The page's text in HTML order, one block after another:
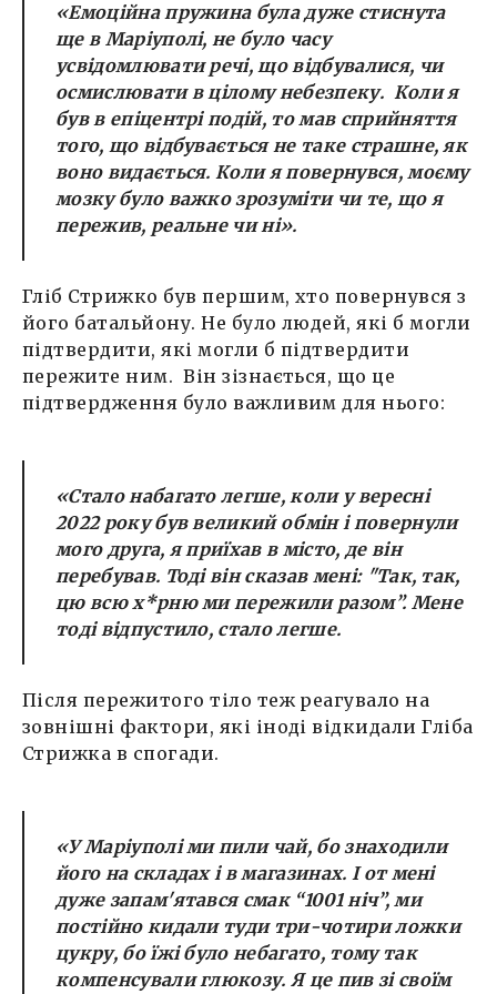
«Емоційна пружина була дуже стиснута
ще в Маріуполі, не було часу
усвідомлювати речі, що відбувалися, чи
осмислювати в цілому небезпеку. Коли я
був в епіцентрі подій, то мав сприйняття
того, що відбувається не таке страшне, як
воно видається. Коли я повернувся, моєму
мозку було важко зрозуміти чи те, що я
пережив, реальне чи ні».
Гліб Стрижко був першим, хто повернувся з
його батальйону. Не було людей, які б могли
підтвердити, які могли б підтвердити
пережите ним. Він зізнається, що це
підтвердження було важливим для нього:
«Стало набагато легше, коли у вересні
2022 року був великий обмін і повернули
мого друга, я приїхав в місто, де він
перебував. Тоді він сказав мені: "Так, так,
цю всю х*рню ми пережили разом”. Мене
тоді відпустило, стало легше.
Після пережитого тіло теж реагувало на
зовнішні фактори, які іноді відкидали Гліба
Стрижка в спогади.
«У Маріуполі ми пили чай, бо знаходили
його на складах і в магазинах. І от мені
дуже запам'ятався смак “1001 ніч”, ми
постійно кидали туди три-чотири ложки
цукру, бо їжі було небагато, тому так
компенсували глюкозу. Я це пив зі своїм